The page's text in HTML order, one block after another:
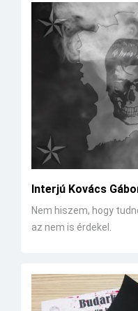
Interjú Kovács
Nem hiszem, hogy
az nem is érdekel.